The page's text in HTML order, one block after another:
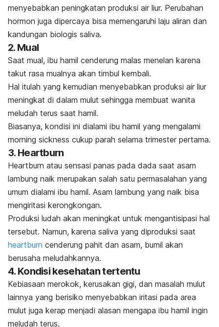
menyebabkan peningkatan produksi air liur. Perubahan
hormon juga dipercaya bisa memengaruhi laju aliran dan
kandungan biologis saliva.
2. Mual
Saat mual, ibu hamil cenderung malas menelan karena
takut rasa mualnya akan timbul kembali.
Hal itulah yang kemudian menyebabkan produksi air liur
meningkat di dalam mulut sehingga membuat wanita
meludah terus saat hamil.
Biasanya, kondisi ini dialami ibu hamil yang mengalami
morning sickness cukup parah selama trimester pertama.
3. Heartburn
Heartburn atau sensasi panas pada dada saat asam
lambung naik merupakan salah satu permasalahan yang
umum dialami ibu hamil. Asam lambung yang naik bisa
mengiritasi kerongkongan.
Produksi ludah akan meningkat untuk mengantisipasi hal
tersebut. Namun, karena saliva yang diproduksi saat
heartburn cenderung pahit dan asam, bumil akan
berusaha meludahkannya.
4. Kondisi kesehatan tertentu
Kebiasaan merokok, kerusakan gigi, dan masalah mulut
lainnya yang berisiko menyebabkan iritasi pada area
mulut juga kerap menjadi alasan mengapa ibu hamil ingin
meludah terus.